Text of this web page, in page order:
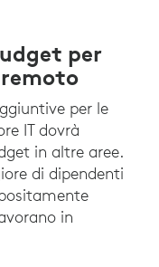
per
per le
IT dovrà
in altre aree.
di dipendenti
in